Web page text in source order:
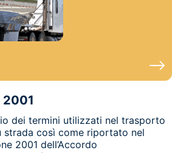
2001
dei termini utilizzati nel trasporto
strada così come riportato nel
2001 dell’Accordo